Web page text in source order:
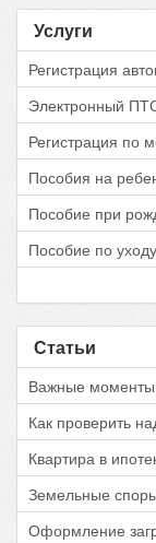
Услуги
Регистрация
Электронный
Регистрация по
Пособия на
Пособие при
Пособие по
Статьи
Важные моменты
Как проверить
Квартира в
Земельные
Оформление